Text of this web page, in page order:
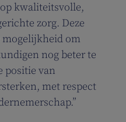
kwaliteitsvolle,
zorg. Deze
mogelijkheid om
nog beter te
positie van
met respect